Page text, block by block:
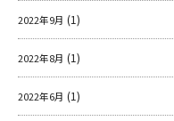
2022年9月 (1)
2022年8月 (1)
2022年6月 (1)